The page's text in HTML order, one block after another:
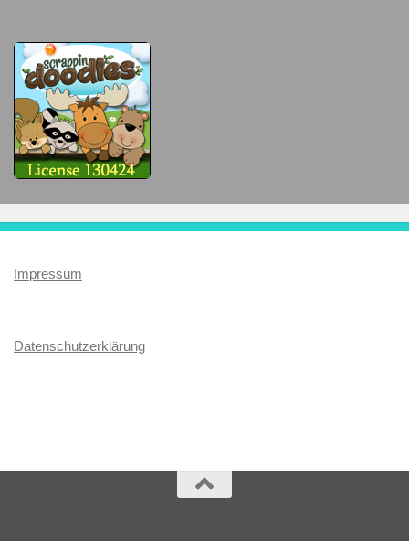
Impressum
Datenschutzerklärung